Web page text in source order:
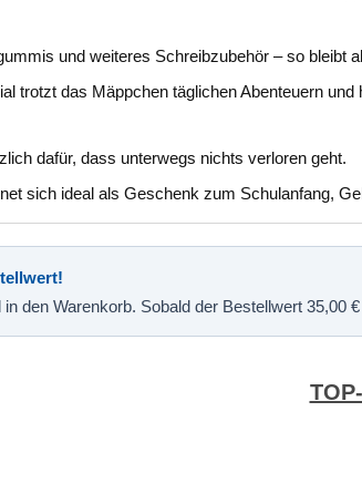
und weiteres Schreibzubehör – so bleibt
trotzt das Mäppchen täglichen Abenteuern
dafür, dass unterwegs nichts verloren geht.
sich ideal als Geschenk zum Schulanfang,
den Warenkorb. Sobald der Bestellwert